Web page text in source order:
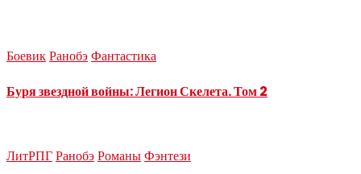
Боевик Ранобэ Фантастика
Буря звездной войны: Легион Скелета. Том 2
ЛитРПГ Ранобэ Романы Фэнтези